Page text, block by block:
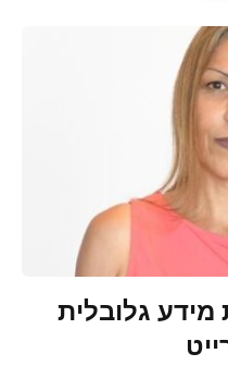
גלובלית